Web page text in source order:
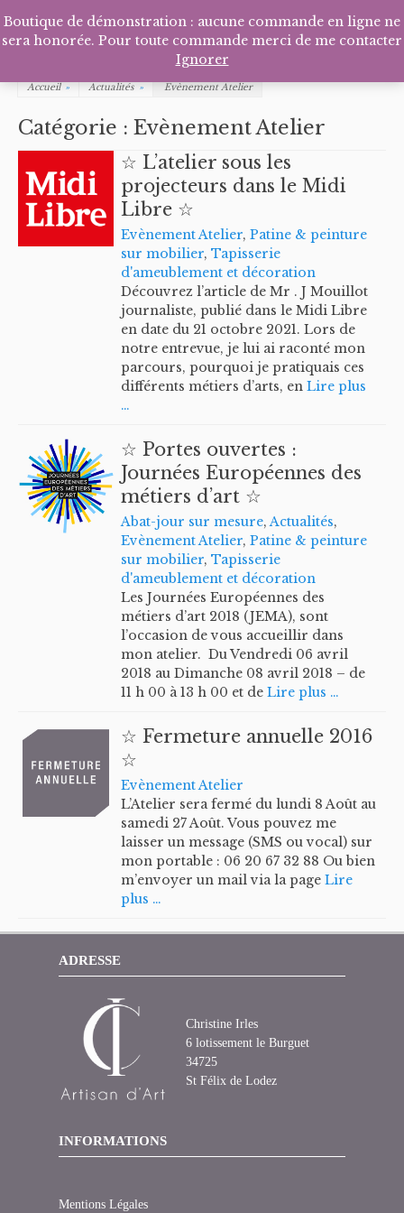
Facebook
Pinterest
Tél
Accueil » Actualités » Evènement Atelier
Catégorie : Evènement Atelier
☆ L’atelier sous les
projecteurs dans le Midi
Libre ☆
Evènement Atelier,Patine & peinture
sur mobilier,Tapisserie
d'ameublement et décoration
Découvrez l’article de Mr . J Mouillot
journaliste, publié dans le Midi Libre
en date du 21 octobre 2021. Lors de
notre entrevue, je lui ai raconté mon
parcours, pourquoi je pratiquais ces
différents métiers d’arts, enLire plus
…
☆ Portes ouvertes :
Journées Européennes des
métiers d’art ☆
Abat-jour sur mesure,Actualités,
Evènement Atelier,Patine & peinture
sur mobilier,Tapisserie
d'ameublement et décoration
Les Journées Européennes des
métiers d’art 2018 (JEMA), sont
l’occasion de vous accueillir dans
mon atelier. Du Vendredi 06 avril
2018 au Dimanche 08 avril 2018 – de
11 h 00 à 13 h 00 et deLire plus …
☆ Fermeture annuelle 2016
☆
Evènement Atelier
L’Atelier sera fermé du lundi 8 Août au
samedi 27 Août. Vous pouvez me
laisser un message (SMS ou vocal) sur
mon portable : 06 20 67 32 88 Ou bien
m’envoyer un mail via la pageLire
plus …
ADRESSE
Christine Irles
6 lotissement le Burguet
34725
St Félix de Lodez
INFORMATIONS
Mentions Légales
Boutique de démonstration : aucune commande en ligne ne
sera honorée. Pour toute commande merci de me contacter
Ignorer